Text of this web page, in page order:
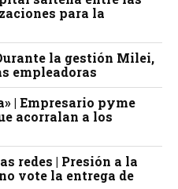
para la
la gestión Milei,
empleadoras
| Empresario pyme
acorralan a los
redes | Presión a la
vote la entrega de